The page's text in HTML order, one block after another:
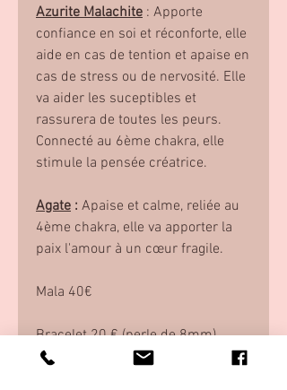
Azurite Malachite : Apporte
confiance en soi et réconforte, elle
aide en cas de tention et apaise en
cas de stress ou de nervosité. Elle
va aider les suceptibles et
rassurera de toutes les peurs.
Connecté au 6ème chakra, elle
stimule la pensée créatrice.
Agate : Apaise et calme, reliée au
4ème chakra, elle va apporter la
paix l'amour à un cœur fragile.
Mala 40€
Bracelet 20 € (perle de 8mm)